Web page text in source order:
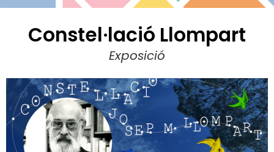
Constel·lació Llompart
Exposició